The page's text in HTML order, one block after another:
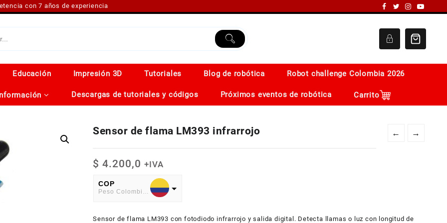
con 7 años de experiencia
Educación Impresión 3D Tutoriales Blog de robótica Robot challenge Colombia 2026
Descargas de tutoriales y códigos Próximos eventos de robótica Carrito
← →
Sensor de flama LM393 infrarrojo
$ 4.200,0 +IVA
COP
Peso Colombiano
American Dollar
Sensor de flama LM393 con fotodiodo infrarrojo y salida digital. Detecta llamas o luz con longitud de